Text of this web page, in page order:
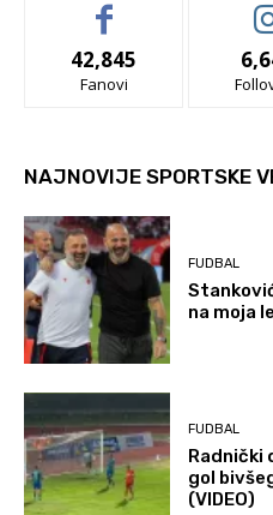
42,845
Fanovi
NAJNOVIJE SPORTSKE
FUDBAL
na moja
FUDBAL
Radnički
gol
(VIDEO)